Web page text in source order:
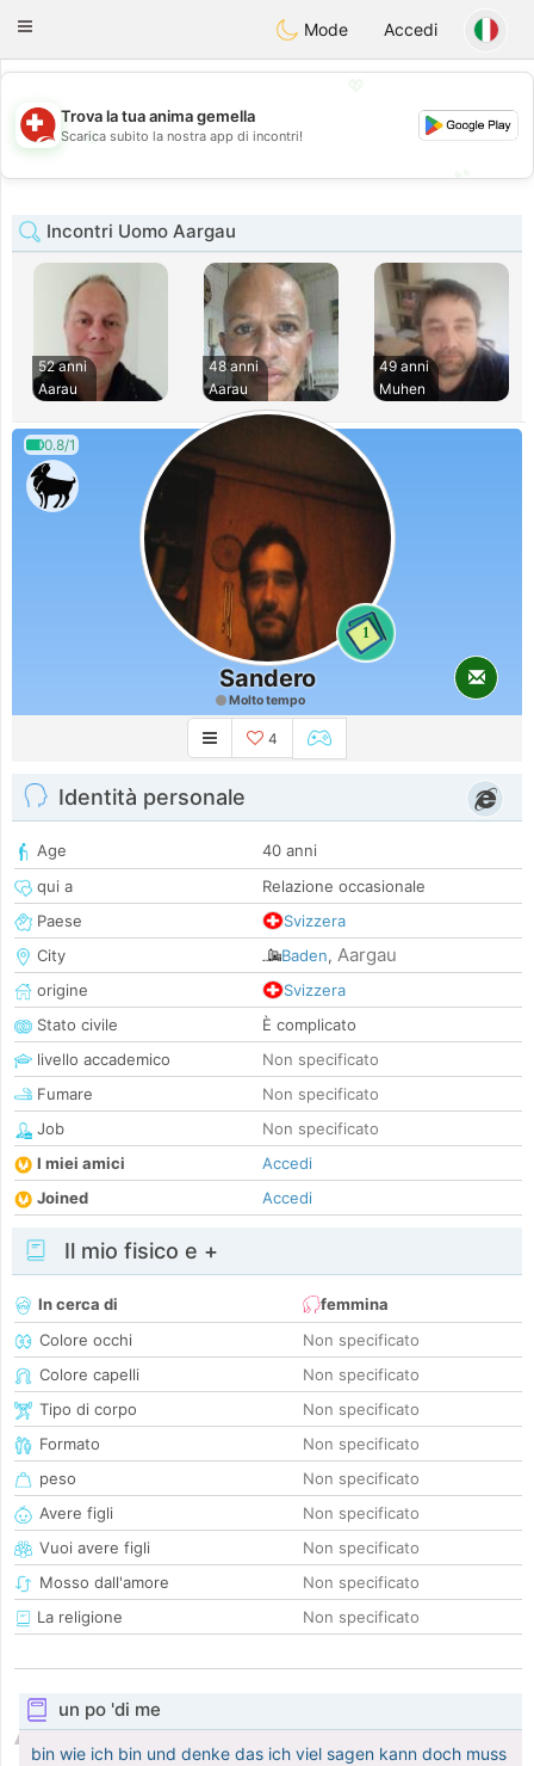
Suissi
Toggle
Mode Accedi
💖
💕
Trova la tua anima gemella
Scarica subito la nostra app di incontri!
Incontri Uomo Aargau
52 anni
Aarau
48 anni
Aarau
49 anni
Muhen
0.8/1
1
Sandero
Molto tempo
4
Identità personale
Age
40 anni
qui a
Relazione occasionale
Paese
Svizzera
City
Baden, Aargau
origine
Svizzera
Stato civile
È complicato
livello accademico
Non specificato
Fumare
Non specificato
Job
Non specificato
I miei amici
Accedi
Joined
Accedi
Il mio fisico e +
In cerca di
femmina
Colore occhi
Non specificato
Colore capelli
Non specificato
Tipo di corpo
Non specificato
Formato
Non specificato
peso
Non specificato
Avere figli
Non specificato
Vuoi avere figli
Non specificato
Mosso dall'amore
Non specificato
La religione
Non specificato
un po 'di me
bin wie ich bin und denke das ich viel sagen kann doch muss